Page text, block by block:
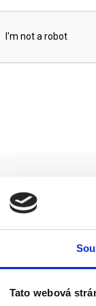
Tato webová
s
listina?
(jména)
Prahu